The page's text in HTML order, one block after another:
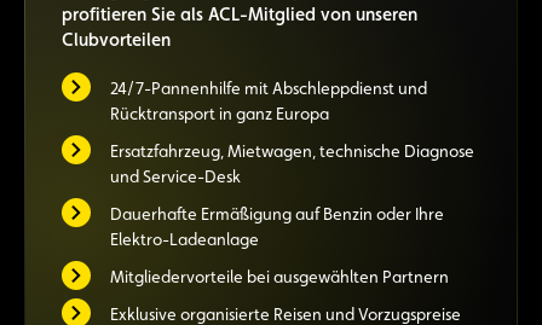
profitieren Sie als ACL-Mitglied von unseren
Clubvorteilen
24/7-Pannenhilfe mit Abschleppdienst und
Rücktransport in ganz Europa
Ersatzfahrzeug, Mietwagen, technische Diagnose
und Service-Desk
Dauerhafte Ermäßigung auf Benzin oder Ihre
Elektro-Ladeanlage
Mitgliedervorteile bei ausgewählten Partnern
Exklusive organisierte Reisen und Vorzugspreise